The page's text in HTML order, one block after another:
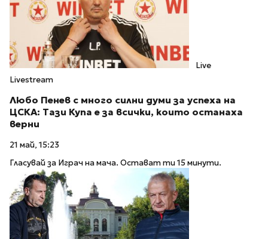
Live
Livestream
Любо Пенев с много силни думи за успеха на
ЦСКА: Тази Купа е за всички, които останахa
верни
21 май, 15:23
Гласувай за Играч на мача. Остават ти 15 минути.